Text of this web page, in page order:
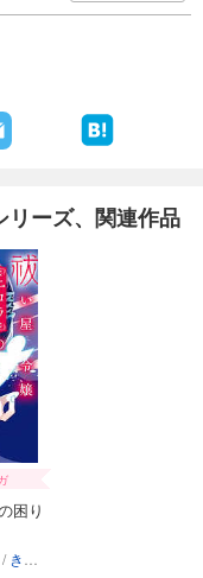
リーズ、関連作品
困り
きのこ姫